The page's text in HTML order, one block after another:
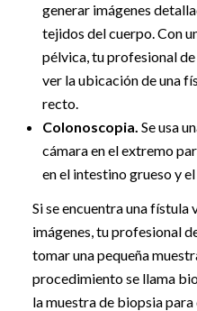
generar imágenes
tejidos del cuerpo. Con
pélvica, tu profesional
ver la ubicación de una
recto.
Colonoscopia. Se usa
cámara en el extremo
en el intestino grueso y
Si se encuentra una fístula
imágenes, tu profesional
tomar una pequeña
procedimiento se llama
la muestra de biopsia